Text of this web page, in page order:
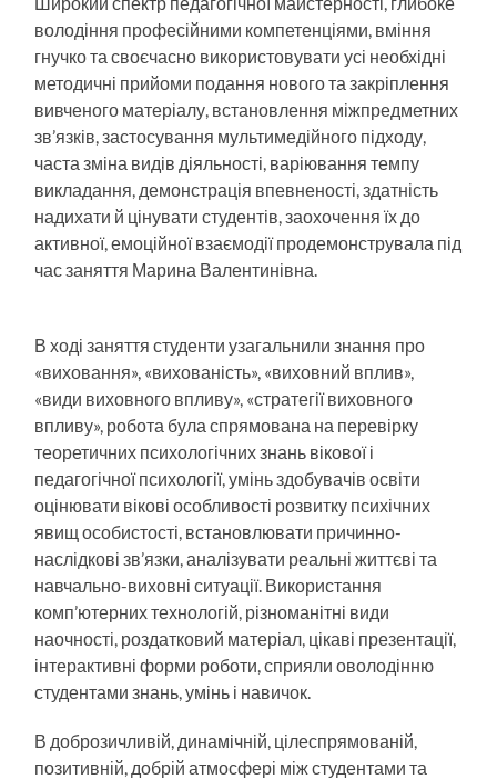
володіння професійними компетенціями, вміння
гнучко та своєчасно використовувати усі необхідні
методичні прийоми подання нового та закріплення
вивченого матеріалу, встановлення міжпредметних
зв’язків, застосування мультимедійного підходу,
часта зміна видів діяльності, варіювання темпу
викладання, демонстрація впевненості, здатність
надихати й цінувати студентів, заохочення їх до
активної, емоційної взаємодії продемонструвала під
час заняття Марина Валентинівна.
В ході заняття студенти узагальнили знання про
«виховання», «вихованість», «виховний вплив»,
«види виховного впливу», «стратегії виховного
впливу», робота була спрямована на перевірку
теоретичних психологічних знань вікової і
педагогічної психології, умінь здобувачів освіти
оцінювати вікові особливості розвитку психічних
явищ особистості, встановлювати причинно-
наслідкові зв’язки, аналізувати реальні життєві та
навчально-виховні ситуації. Використання
комп’ютерних технологій, різноманітні види
наочності, роздатковий матеріал, цікаві презентації,
інтерактивні форми роботи, сприяли оволодінню
студентами знань, умінь і навичок.
В доброзичливій, динамічній, цілеспрямованій,
позитивній, добрій атмосфері між студентами та